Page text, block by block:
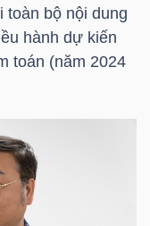
toàn bộ nội dung
hành dự kiến
toán (năm 2024